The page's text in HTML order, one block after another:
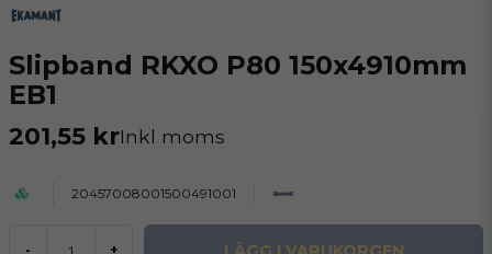
Slipband RKXO P80 150x4910mm
EB1
201,55 krInkl moms
20457008001500491001
- +